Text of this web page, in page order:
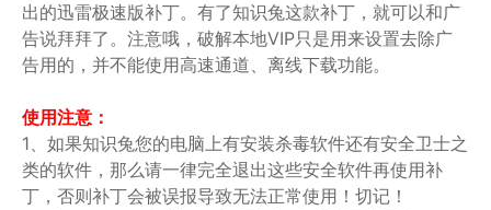
出的迅雷极速版补丁。有了知识兔这款补丁，就可以和广
告说拜拜了。注意哦，破解本地VIP只是用来设置去除广
告用的，并不能使用高速通道、离线下载功能。
使用注意：
1、如果知识兔您的电脑上有安装杀毒软件还有安全卫士之
类的软件，那么请一律完全退出这些安全软件再使用补
丁，否则补丁会被误报导致无法正常使用！切记！